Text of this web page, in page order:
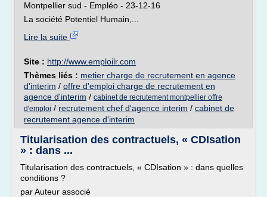
Montpellier sud - Empléo - 23-12-16
La société Potentiel Humain,...
Lire la suite
Site : http://www.emploilr.com
Thèmes liés : metier charge de recrutement en agence
d'interim / offre d'emploi charge de recrutement en
agence d'interim / cabinet de recrutement montpellier offre
d'emploi / recrutement chef d'agence interim / cabinet de
recrutement agence d'interim
Titularisation des contractuels, « CDIsation
» : dans ...
Titularisation des contractuels, « CDIsation » : dans quelles
conditions ?
par Auteur associé